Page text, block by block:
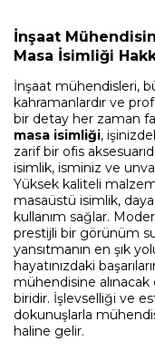
İnşaat
Masa İsimliği
İnşaat mühendisleri,
kahramanlardır ve
bir detay her zaman
masa isimliği,
zarif bir ofis
isimlik, isminiz ve
Yüksek kaliteli
masaüstü isimlik,
kullanım sağlar.
prestijli bir görünüm
yansıtmanın en şık
hayatınızdaki
mühendisine
biridir. İşlevselliği ve
dokunuşlarla
haline gelir.